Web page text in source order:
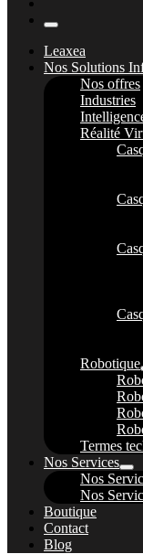
Menu
Leaxea
Nos Solutions
Nos offres
Industries
Réalité
Robotique
Termes
Nos Services
Nos
Nos
Boutique
Contact
Blog